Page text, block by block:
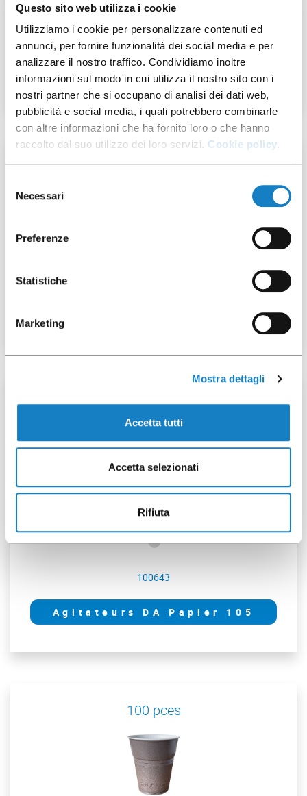
Questo sito web utilizza i cookie
Utilizziamo i cookie per personalizzare contenuti ed
annunci, per fornire funzionalità dei social media e per
analizzare il nostro traffico. Condividiamo inoltre
informazioni sul modo in cui utilizza il nostro sito con i
nostri partner che si occupano di analisi dei dati web,
pubblicità e social media, i quali potrebbero combinarle
con altre informazioni che ha fornito loro o che hanno
raccolto dal suo utilizzo dei loro servizi. Cookie policy.
delNecessari
Preferenze
Statistiche
Marketing
Mostra dettagli
Accetta tutti
Accetta selezionati
Rifiuta
Sacs de collecte de fonds
30my
100 pces
Cvcle avec bec en PS pour
2500 pces
100643
Agitateurs DA Papier 105
100 pces